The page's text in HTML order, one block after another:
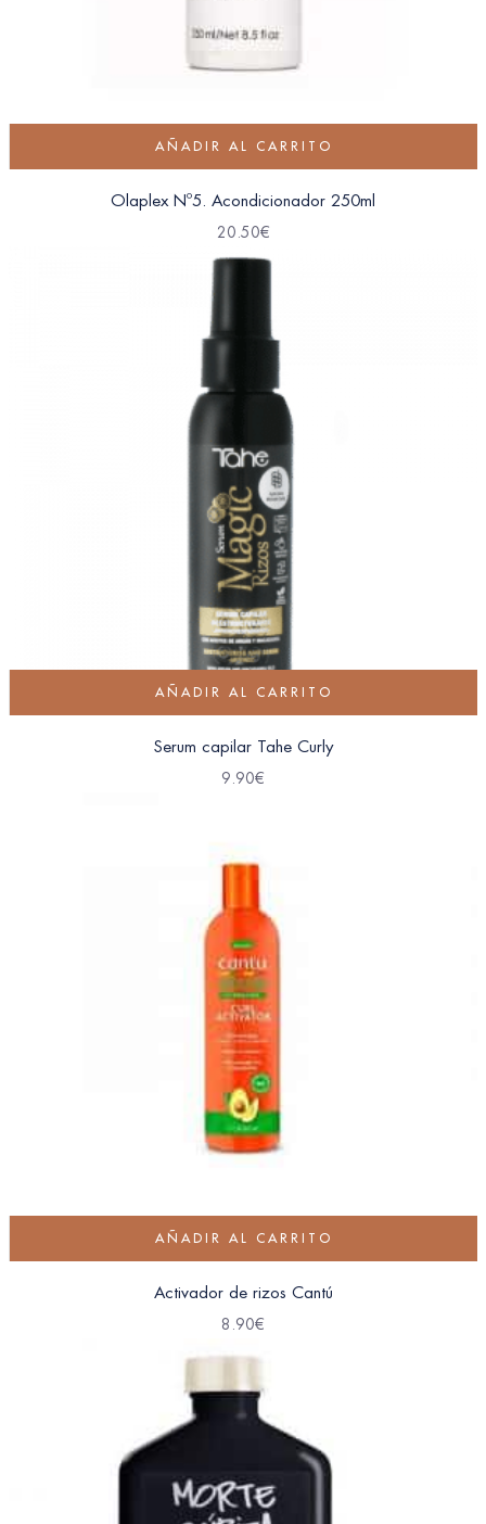
AÑADIR AL CARRITO
Olaplex Nº5. Acondicionador 250ml
20.50€
AÑADIR AL CARRITO
Serum capilar Tahe Curly
9.90€
AÑADIR AL CARRITO
Activador de rizos Cantú
8.90€